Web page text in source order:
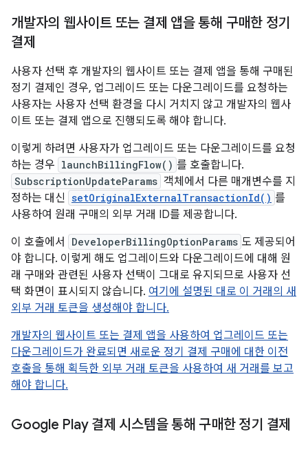
개발자의 웹사이트 또는 결제 앱을 통해 구매한 정기
결제
사용자 선택 후 개발자의 웹사이트 또는 결제 앱을 통해 구매된
정기 결제인 경우, 업그레이드 또는 다운그레이드를 요청하는
사용자는 사용자 선택 환경을 다시 거치지 않고 개발자의 웹사
이트 또는 결제 앱으로 진행되도록 해야 합니다.
이렇게 하려면 사용자가 업그레이드 또는 다운그레이드를 요청
하는 경우 launchBillingFlow() 를 호출합니다.
SubscriptionUpdateParams 객체에서 다른 매개변수를 지
정하는 대신 setOriginalExternalTransactionId() 를
사용하여 원래 구매의 외부 거래 ID를 제공합니다.
이 호출에서
DeveloperBillingOptionParams 도 제공되어
야 합니다. 이렇게 해도 업그레이드와 다운그레이드에 대해 원
래 구매와 관련된 사용자 선택이 그대로 유지되므로 사용자 선
택 화면이 표시되지 않습니다. 여기에 설명된 대로 이 거래의 새
외부 거래 토큰을 생성해야 합니다.
개발자의 웹사이트 또는 결제 앱을 사용하여 업그레이드 또는
다운그레이드가 완료되면 새로운 정기 결제 구매에 대한 이전
호출을 통해 획득한 외부 거래 토큰을 사용하여 새 거래를 보고
해야 합니다.
Google Play 결제 시스템을 통해 구매한 정기 결제